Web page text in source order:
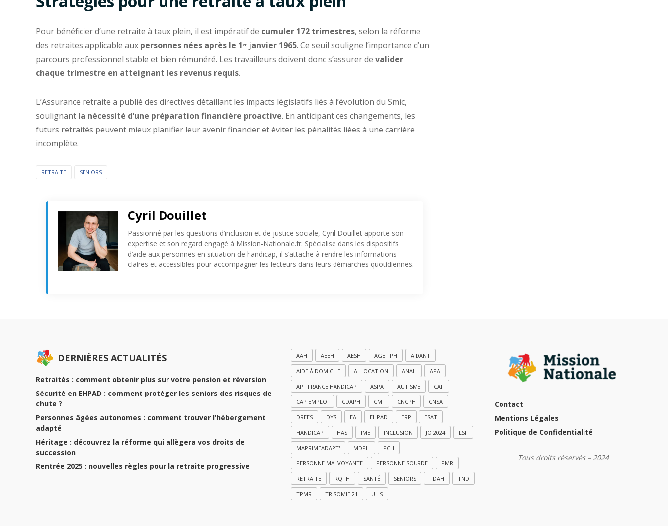
Pour bénéficier d’une retraite à taux plein, il est impératif de cumuler 172 trimestres, selon la réforme
des retraites applicable aux personnes nées après le 1ᵉʳ janvier 1965. Ce seuil souligne l’importance d’un
parcours professionnel stable et bien rémunéré. Les travailleurs doivent donc s’assurer de valider
chaque trimestre en atteignant les revenus requis.
L’Assurance retraite a publié des directives détaillant les impacts législatifs liés à l’évolution du Smic,
soulignant la nécessité d’une préparation financière proactive. En anticipant ces changements, les
futurs retraités peuvent mieux planifier leur avenir financier et éviter les pénalités liées à une carrière
incomplète.
RETRAITE SENIORS
Cyril Douillet
Passionné par les questions d’inclusion et de justice sociale, Cyril Douillet apporte son
expertise et son regard engagé à Mission-Nationale.fr. Spécialisé dans les dispositifs
d’aide aux personnes en situation de handicap, il s’attache à rendre les informations
claires et accessibles pour accompagner les lecteurs dans leurs démarches quotidiennes.
DERNIÈRES ACTUALITÉS
Retraités : comment obtenir plus sur votre pension et réversion
Sécurité en EHPAD : comment protéger les seniors des risques de
chute ?
Personnes âgées autonomes : comment trouver l’hébergement
adapté
Héritage : découvrez la réforme qui allègera vos droits de
succession
Rentrée 2025 : nouvelles règles pour la retraite progressive
AAH AEEH AESH AGEFIPH AIDANT
AIDE À DOMICILE ALLOCATION ANAH APA
APF FRANCE HANDICAP ASPA AUTISME CAF
CAP EMPLOI CDAPH CMI CNCPH CNSA
DREES DYS EA EHPAD ERP ESAT
HANDICAP HAS IME INCLUSION JO 2024 LSF
MAPRIMEADAPT' MDPH PCH
PERSONNE MALVOYANTE PERSONNE SOURDE PMR
RETRAITE RQTH SANTÉ SENIORS TDAH TND
TPMR TRISOMIE 21 ULIS
Contact
Mentions Légales
Politique de Confidentialité
Tous droits réservés – 2024